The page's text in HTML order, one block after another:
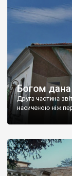
Богом
Друга частина
насиченою ніж